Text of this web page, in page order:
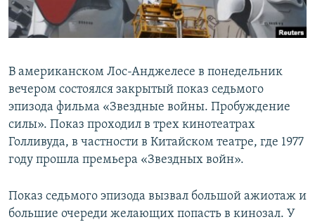
КРЫМ.НЕПОКОРЕННЫЙ
ELIFBE
Все сайты RFE/RL
В американском Лос-Анджелесе в понедельник
вечером состоялся закрытый показ седьмого
эпизода фильма «Звездные войны. Пробуждение
силы». Показ проходил в трех кинотеатрах
Голливуда, в частности в Китайском театре, где 1977
году прошла премьера «Звездных войн».
Показ седьмого эпизода вызвал большой ажиотаж и
большие очереди желающих попасть в кинозал. У